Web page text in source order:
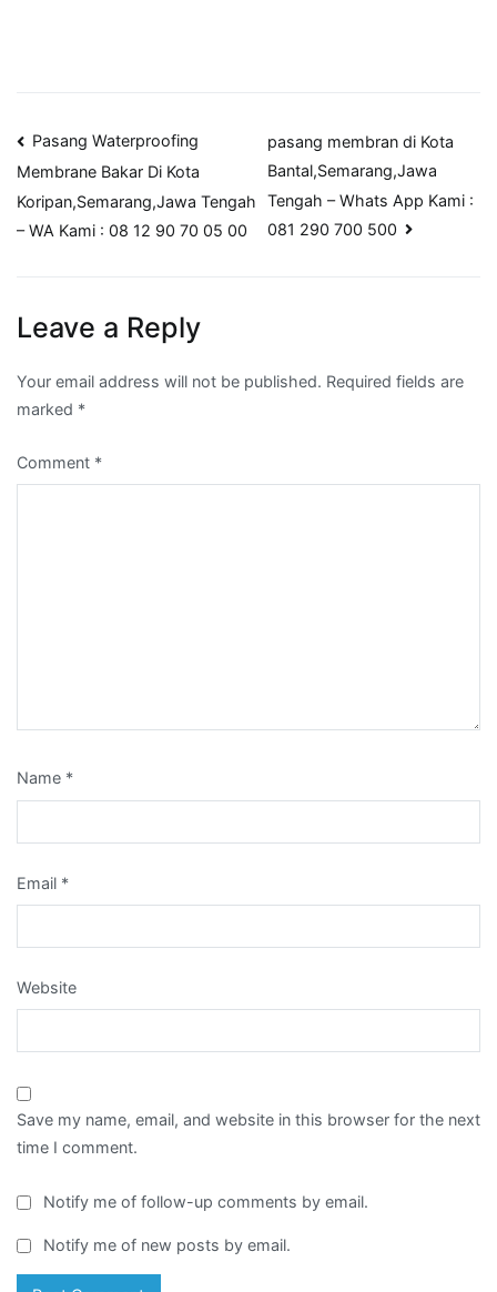
Post
navigation
Pasang Waterproofing
Membrane Bakar Di Kota
Koripan,Semarang,Jawa Tengah
– WA Kami : 08 12 90 70 05 00
pasang membran di Kota
Bantal,Semarang,Jawa
Tengah – Whats App Kami :
081 290 700 500
Leave a Reply
Your email address will not be published. Required fields are
marked *
Comment *
Name *
Email *
Website
Save my name, email, and website in this browser for the next
time I comment.
Notify me of follow-up comments by email.
Notify me of new posts by email.